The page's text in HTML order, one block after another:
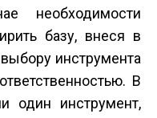
необходимости
базу, внеся в
инструмента
В
один инструмент,